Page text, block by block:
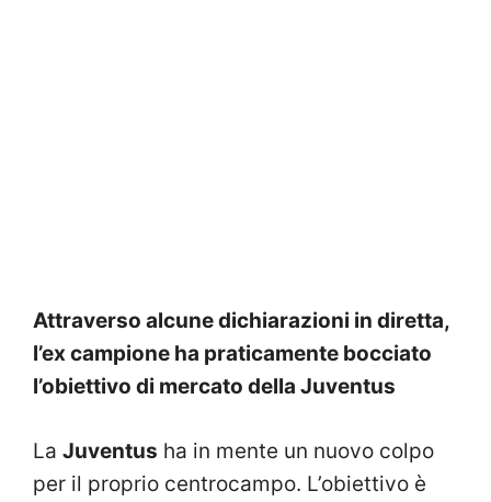
Attraverso alcune dichiarazioni in diretta,
l’ex campione ha praticamente bocciato
l’obiettivo di mercato della Juventus
La Juventus ha in mente un nuovo colpo
per il proprio centrocampo. L’obiettivo è